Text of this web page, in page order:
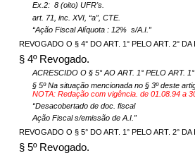
Ex.2: 8 (oito) UFR's.
art. 71, inc. XVI, “a”, CTE.
“Ação Fiscal Alíquota : 12% s/A.I.”
REVOGADO O § 4° DO ART. 1° PELO ART. 2°
§ 4º Revogado.
ACRESCIDO O § 5° AO ART. 1° PELO ART.
§ 5º Na situação mencionada no § 3º deste
NOTA: Redação com vigência. de 01.08.94 a
“Desacobertadode doc. fiscal
Ação Fiscal s/emissão de A.I.”
REVOGADO O § 5° DO ART. 1° PELO ART. 2°
§ 5º Revogado.